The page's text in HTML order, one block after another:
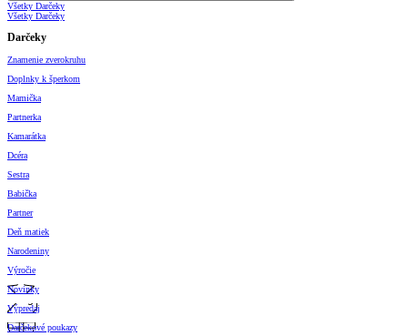
Všetky Darčeky
Všetky Darčeky
Darčeky
Znamenie zverokruhu
Doplnky k šperkom
Mamička
Partnerka
Kamarátka
Dcéra
Sestra
Babička
Partner
Deň matiek
Narodeniny
Výročie
Novinky
Výpredaj
Darčekové poukazy